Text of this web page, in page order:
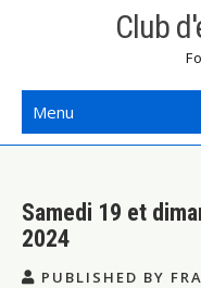
Club
Menu
Samedi 19 et
2024
PUBLISHED BY